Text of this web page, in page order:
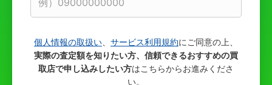
個人情報の取扱い サービス利用規約にご同意の上、
実際の査定額を知りたい方、信頼できるおすすめの買
取店で申し込みしたい方はこちらからお進みくださ
い。